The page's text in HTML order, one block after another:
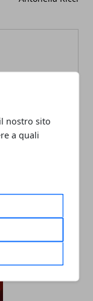
nostro sito
a quali